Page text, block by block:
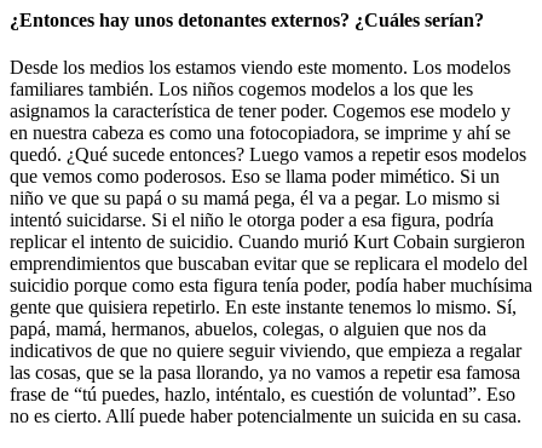
¿Entonces hay unos detonantes externos? ¿Cuáles serían?
Desde los medios los estamos viendo este momento. Los modelos
familiares también. Los niños cogemos modelos a los que les
asignamos la característica de tener poder. Cogemos ese modelo y
en nuestra cabeza es como una fotocopiadora, se imprime y ahí se
quedó. ¿Qué sucede entonces? Luego vamos a repetir esos modelos
que vemos como poderosos. Eso se llama poder mimético. Si un
niño ve que su papá o su mamá pega, él va a pegar. Lo mismo si
intentó suicidarse. Si el niño le otorga poder a esa figura, podría
replicar el intento de suicidio. Cuando murió Kurt Cobain surgieron
emprendimientos que buscaban evitar que se replicara el modelo del
suicidio porque como esta figura tenía poder, podía haber muchísima
gente que quisiera repetirlo. En este instante tenemos lo mismo. Sí,
papá, mamá, hermanos, abuelos, colegas, o alguien que nos da
indicativos de que no quiere seguir viviendo, que empieza a regalar
las cosas, que se la pasa llorando, ya no vamos a repetir esa famosa
frase de “tú puedes, hazlo, inténtalo, es cuestión de voluntad”. Eso
no es cierto. Allí puede haber potencialmente un suicida en su casa.